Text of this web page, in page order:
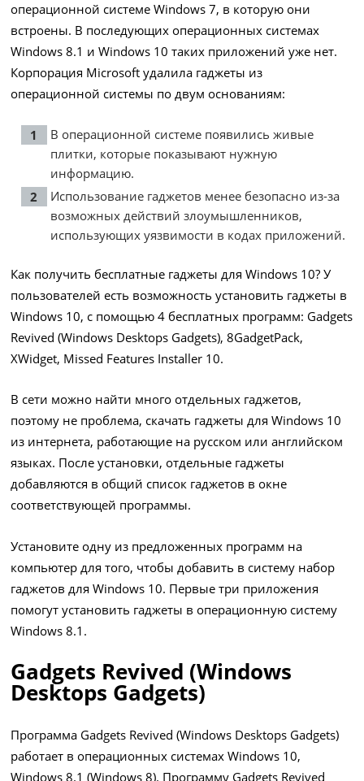
операционной системе Windows 7, в которую они
встроены. В последующих операционных системах
Windows 8.1 и Windows 10 таких приложений уже нет.
Корпорация Microsoft удалила гаджеты из
операционной системы по двум основаниям:
В операционной системе появились живые
плитки, которые показывают нужную
информацию.
Использование гаджетов менее безопасно из-за
возможных действий злоумышленников,
использующих уязвимости в кодах приложений.
Как получить бесплатные гаджеты для Windows 10? У
пользователей есть возможность установить гаджеты в
Windows 10, с помощью 4 бесплатных программ: Gadgets
Revived (Windows Desktops Gadgets), 8GadgetPack,
XWidget, Missed Features Installer 10.
В сети можно найти много отдельных гаджетов,
поэтому не проблема, скачать гаджеты для Windows 10
из интернета, работающие на русском или английском
языках. После установки, отдельные гаджеты
добавляются в общий список гаджетов в окне
соответствующей программы.
Установите одну из предложенных программ на
компьютер для того, чтобы добавить в систему набор
гаджетов для Windows 10. Первые три приложения
помогут установить гаджеты в операционную систему
Windows 8.1.
Gadgets Revived (Windows
Desktops Gadgets)
Программа Gadgets Revived (Windows Desktops Gadgets)
работает в операционных системах Windows 10,
Windows 8.1 (Windows 8). Программу Gadgets Revived